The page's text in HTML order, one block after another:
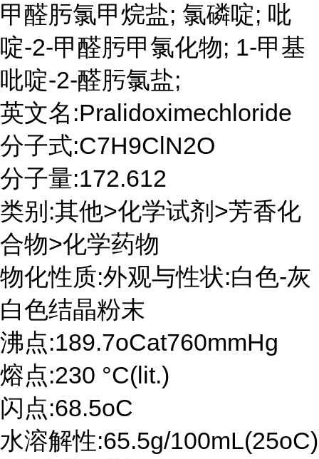
甲醛肟氯甲烷盐; 氯磷啶; 吡
啶-2-甲醛肟甲氯化物; 1-甲基
吡啶-2-醛肟氯盐;
英文名:Pralidoximechloride
分子式:C7H9ClN2O
分子量:172.612
类别:其他>化学试剂>芳香化
合物>化学药物
物化性质:外观与性状:白色-灰
白色结晶粉末
沸点:189.7oCat760mmHg
熔点:230 °C(lit.)
闪点:68.5oC
水溶解性:65.5g/100mL(25oC)